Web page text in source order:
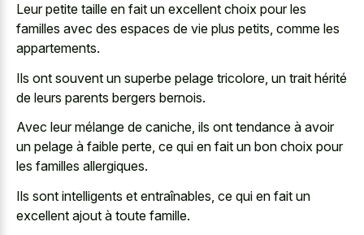
Leur petite taille en fait un excellent choix pour les
familles avec des espaces de vie plus petits, comme les
appartements.
Ils ont souvent un superbe pelage tricolore, un trait hérité
de leurs parents bergers bernois.
Avec leur mélange de caniche, ils ont tendance à avoir
un pelage à faible perte, ce qui en fait un bon choix pour
les familles allergiques.
Ils sont intelligents et entraînables, ce qui en fait un
excellent ajout à toute famille.